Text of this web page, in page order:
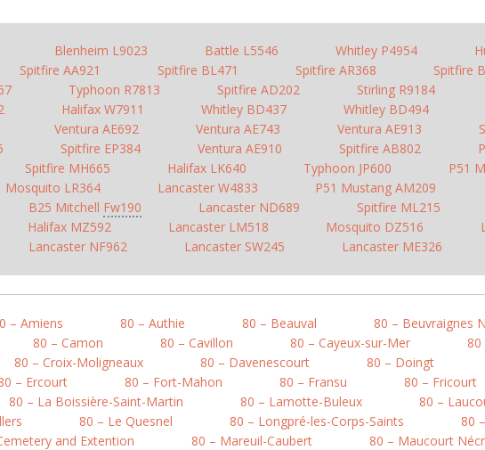
Blenheim L9023 Battle L5546 Whitley P4954
Spitfire AA921 Spitfire BL471 Spitfire AR368
Spitfire
Typhoon R7813 Spitfire AD202
Stirling R9184
Halifax W7911 Whitley BD437
Whitley BD494
Ventura AE692 Ventura AE743 Ventura AE913
Spitfire EP384 Ventura AE910 Spitfire AB802
Spitfire MH665 Halifax LK640 Typhoon JP600
P51
Mosquito LR364 Lancaster W4833
P51 Mustang AM209
B25 Mitchell Fw190 Lancaster ND689
Spitfire ML215
Halifax MZ592 Lancaster LM518 Mosquito DZ516
Lancaster NF962
Lancaster SW245 Lancaster ME326
– Amiens 80 – Authie 80 – Beauval
80 – Beuvraignes
80 – Camon 80 – Cavillon 80 – Cayeux-sur-Mer
80 – Croix-Moligneaux 80 – Davenescourt
80 – Doingt
– Ercourt 80 – Fort-Mahon 80 – Fransu
80 – Fricourt
80 – La Boissière-Saint-Martin 80 – Lamotte-Buleux
80 –
80 – Le Quesnel 80 – Longpré-les-Corps-Saints
80
and Extention
80 – Mareuil-Caubert
80 – Maucourt